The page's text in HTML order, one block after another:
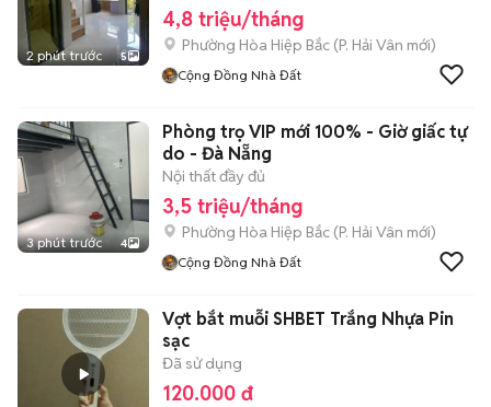
2 phút trước 5
4,8 triệu/tháng
Phường Hòa Hiệp Bắc (P. Hải Vân mới)
Cộng Đồng Nhà Đất
3 phút trước 4
Phòng trọ VIP mới 100% - Giờ giấc tự
do - Đà Nẵng
Nội thất đầy đủ
3,5 triệu/tháng
Phường Hòa Hiệp Bắc (P. Hải Vân mới)
Cộng Đồng Nhà Đất
Vợt bắt muỗi SHBET Trắng Nhựa Pin
sạc
Đã sử dụng
120.000 đ